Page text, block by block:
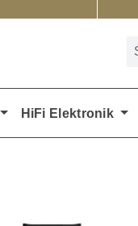
HiFi Elektronik